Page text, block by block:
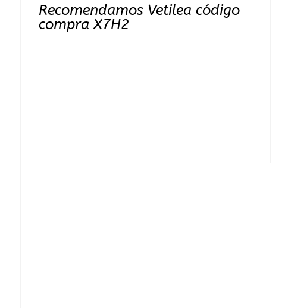
Recomendamos Vetilea código
compra X7H2